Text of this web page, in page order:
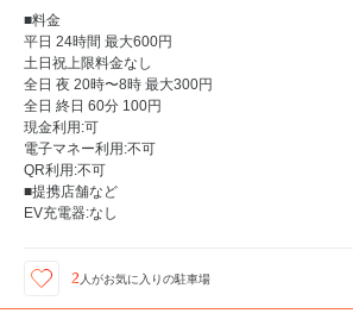
■料金
平日 24時間 最大600円
土日祝上限料金なし
全日 夜 20時〜8時 最大300円
全日 終日 60分 100円
現金利用:可
電子マネー利用:不可
QR利用:不可
■提携店舗など
EV充電器:なし
2 人がお気に入りの駐車場